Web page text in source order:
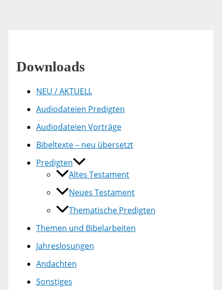
Downloads
NEU / AKTUELL
Audiodateien Predigten
Audiodateien Vorträge
Bibeltexte – neu übersetzt
Predigten
Altes Testament
Neues Testament
Thematische Predigten
Themen und Bibelarbeiten
Jahreslosungen
Andachten
Sonstiges